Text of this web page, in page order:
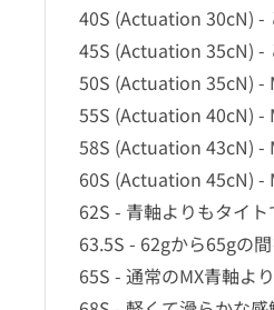
40S (Actuation 30cN) -
45S (Actuation 35cN) -
50S (Actuation 35cN) -
55S (Actuation 40cN) -
58S (Actuation 43cN) -
60S (Actuation 45cN) -
62S - 青軸よりもタイ
63.5S - 62gから65gの間
65S - 通常のMX青軸よ